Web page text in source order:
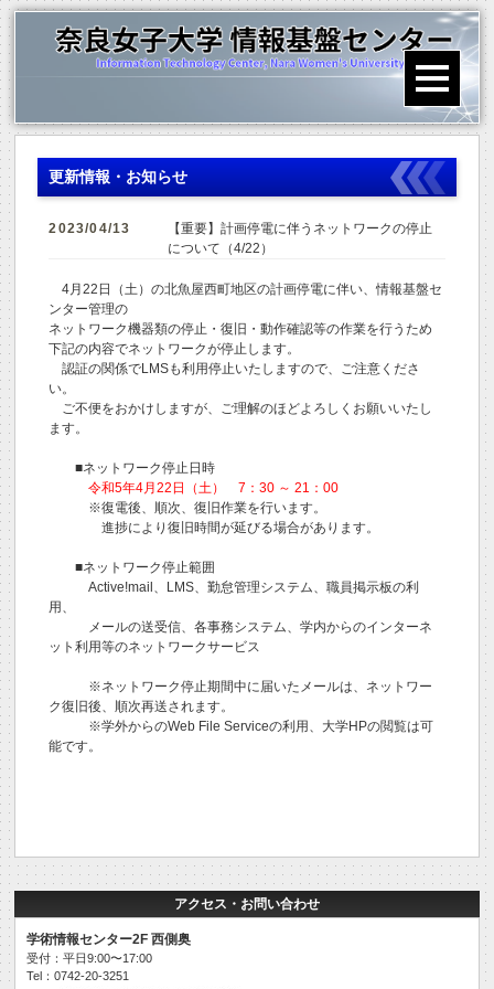
更新情報・お知らせ
2023/04/13
【重要】計画停電に伴うネットワークの停止
について（4/22）
4月22日（土）の北魚屋西町地区の計画停電に伴い、情報基盤セ
ンター管理の
ネットワーク機器類の停止・復旧・動作確認等の作業を行うため
下記の内容でネットワークが停止します。
認証の関係でLMSも利用停止いたしますので、ご注意くださ
い。
ご不便をおかけしますが、ご理解のほどよろしくお願いいたし
ます。
■ネットワーク停止日時
令和5年4月22日（土） 7：30 ～ 21：00
※復電後、順次、復旧作業を行います。
進捗により復旧時間が延びる場合があります。
■ネットワーク停止範囲
Active!mail、LMS、勤怠管理システム、職員掲示板の利
用、
メールの送受信、各事務システム、学内からのインターネ
ット利用等のネットワークサービス
※ネットワーク停止期間中に届いたメールは、ネットワー
ク復旧後、順次再送されます。
※学外からのWeb File Serviceの利用、大学HPの閲覧は可
能です。
アクセス・お問い合わせ
学術情報センター2F 西側奥
受付：平日9:00〜17:00
Tel：0742-20-3251